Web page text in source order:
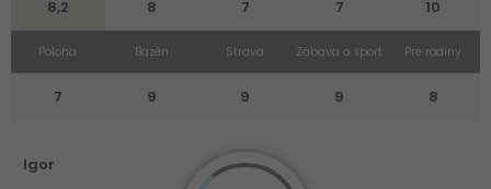
8,2 8 7 7 10
Poloha
7
Bazén
9
Strava
9
Zábava a šport
9
Pre rodiny
8
Igor